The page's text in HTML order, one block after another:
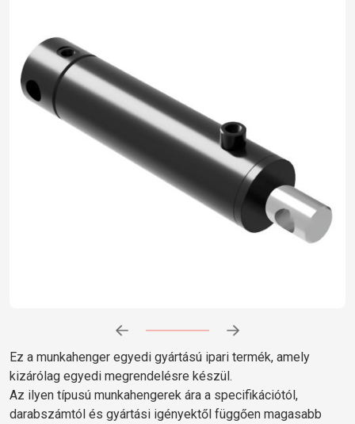
Ez a munkahenger egyedi gyártású ipari termék, amely
kizárólag egyedi megrendelésre készül.
Az ilyen típusú munkahengerek ára a specifikációtól,
darabszámtól és gyártási igényektől függően magasabb